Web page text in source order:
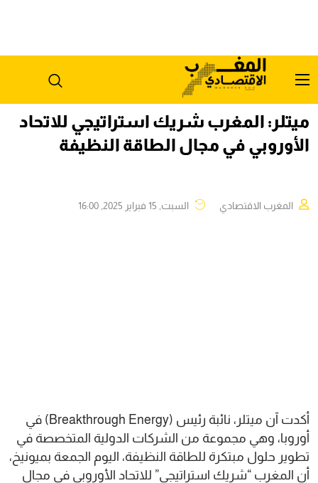
ميتلر: المغرب شريك استراتيجي للاتحاد
الأوروبي في مجال الطاقة النظيفة
المغرب الاقتصادي السبت, 15 فبراير 2025, 16:00
أكدت آن ميتلر، نائبة رئيس (Breakthrough Energy) في
أوروبا، وهي مجموعة من الشركات الدولية المتخصصة في
تطوير حلول مبتكرة للطاقة النظيفة، اليوم الجمعة بميونيخ،
أن المغرب “شريك استراتيجي” للاتحاد الأوروبي في مجال